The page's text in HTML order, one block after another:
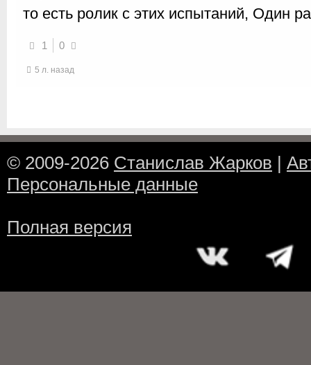
то есть ролик с этих испытаний, Один
1 0
5 л. назад
© 2009-2026 Станислав Жарков |
Персональные данные
Полная версия